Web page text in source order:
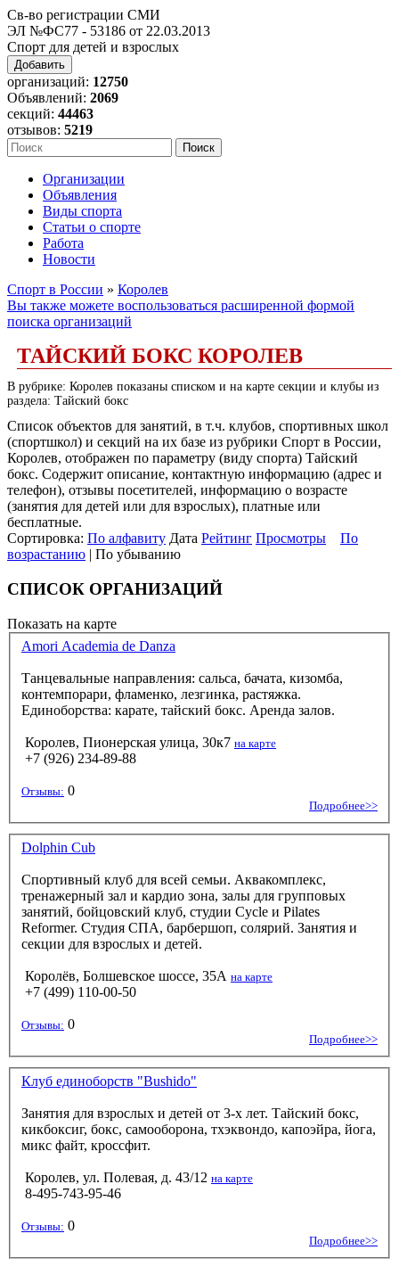
Св-во регистрации СМИ
ЭЛ №ФС77 - 53186 от 22.03.2013
Спорт для детей и взрослых
Добавить
организаций: 12750
Объявлений: 2069
секций: 44463
отзывов: 5219
Организации
Объявления
Виды спорта
Статьи о спорте
Работа
Новости
Спорт в России » Королев
Вы также можете воспользоваться расширенной формой
поиска организаций
ТАЙСКИЙ БОКС КОРОЛЕВ
В рубрике: Королев показаны списком и на карте секции и клубы из
раздела: Тайский бокс
Список объектов для занятий, в т.ч. клубов, спортивных школ
(спортшкол) и секций на их базе из рубрики Спорт в России,
Королев, отображен по параметру (виду спорта) Тайский
бокс. Содержит описание, контактную информацию (адрес и
телефон), отзывы посетителей, информацию о возрасте
(занятия для детей или для взрослых), платные или
бесплатные.
Сортировка: По алфавиту Дата Рейтинг Просмотры
По
возрастанию | По убыванию
СПИСОК ОРГАНИЗАЦИЙ
Показать на карте
Amori Academia de Danza
Танцевальные направления: сальса, бачата, кизомба,
контемпорари, фламенко, лезгинка, растяжка.
Единоборства: карате, тайский бокс. Аренда залов.
Королев, Пионерская улица, 30к7 на карте
+7 (926) 234-89-88
Отзывы: 0
Подробнее>>
Dolphin Cub
Спортивный клуб для всей семьи. Аквакомплекс,
тренажерный зал и кардио зона, залы для групповых
занятий, бойцовский клуб, студии Cycle и Pilates
Reformer. Студия СПА, барбершоп, солярий. Занятия и
секции для взрослых и детей.
Королёв, Болшевское шоссе, 35А на карте
+7 (499) 110-00-50
Отзывы: 0
Подробнее>>
Клуб единоборств "Bushido"
Занятия для взрослых и детей от 3-х лет. Тайский бокс,
кикбоксиг, бокс, самооборона, тхэквондо, капоэйра, йога,
микс файт, кроссфит.
Королев, ул. Полевая, д. 43/12 на карте
8-495-743-95-46
Отзывы: 0
Подробнее>>